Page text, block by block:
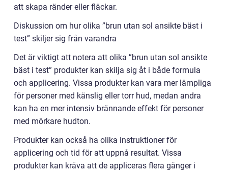
att skapa ränder eller fläckar.
Diskussion om hur olika ”brun utan sol ansikte bäst i
test” skiljer sig från varandra
Det är viktigt att notera att olika ”brun utan sol ansikte
bäst i test” produkter kan skilja sig åt i både formula
och applicering. Vissa produkter kan vara mer lämpliga
för personer med känslig eller torr hud, medan andra
kan ha en mer intensiv brännande effekt för personer
med mörkare hudton.
Produkter kan också ha olika instruktioner för
applicering och tid för att uppnå resultat. Vissa
produkter kan kräva att de appliceras flera gånger i